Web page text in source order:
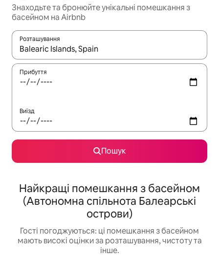
Знаходьте та бронюйте унікальні помешкання з
басейном на Airbnb
Розташування
Отримавши результати пошуку, використовуйте для
Прибуття
Виїзд
Пошук
Найкращі помешкання з басейном
(Автономна спільнота Балеарські
острови)
Гості погоджуються: ці помешкання з басейном
мають високі оцінки за розташування, чистоту та
інше.